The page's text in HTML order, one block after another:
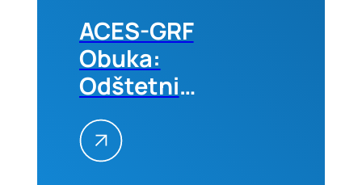
ACES-GRF
Obuka:
Odštetni
zahtevi na
građevinskim
projektima